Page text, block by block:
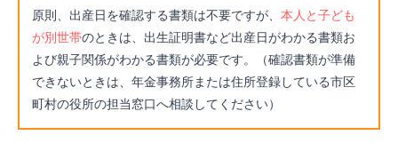
原則、出産日を確認する書類は不要ですが、 本人と子ども
が別世帯のときは、出生証明書など出産日がわかる書類お
よび親子関係がわかる書類が必要です。（確認書類が準備
できないときは、年金事務所または住所登録している市区
町村の役所の担当窓口へ相談してください）